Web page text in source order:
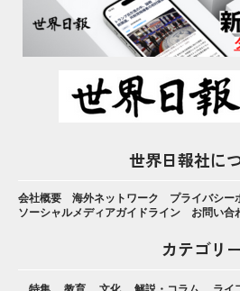
世界日報社に
会社概要 海外ネットワーク
プライバシー
ソーシャルメディアガイドライン
お問い合
カテゴリ